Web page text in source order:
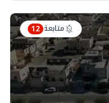
متابعة 12